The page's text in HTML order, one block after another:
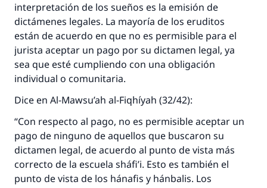
interpretación de los sueños es la emisión de
dictámenes legales. La mayoría de los eruditos
están de acuerdo en que no es permisible para el
jurista aceptar un pago por su dictamen legal, ya
sea que esté cumpliendo con una obligación
individual o comunitaria.
Dice en Al-Mawsu’ah al-Fiqhíyah (32/42):
“Con respecto al pago, no es permisible aceptar un
pago de ninguno de aquellos que buscaron su
dictamen legal, de acuerdo al punto de vista más
correcto de la escuela sháfi’i. Esto es también el
punto de vista de los hánafis y hánbalis. Los